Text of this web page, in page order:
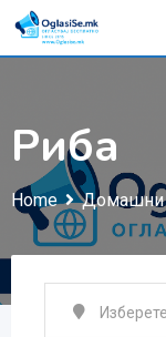
Skip
Риба
Home Домашни